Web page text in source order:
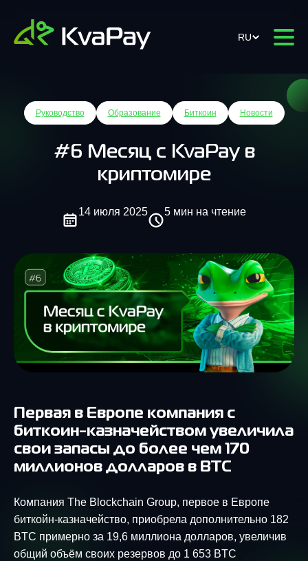
RU
Руководство Образование Биткоин Новости
#6 Месяц с KvaPay в
криптомире
14 июля 2025 5 мин на чтение
Первая в Европе компания с
биткоин-казначейством увеличила
свои запасы до более чем 170
миллионов долларов в BTC
Компания The Blockchain Group, первое в Европе
биткойн-казначейство, приобрела дополнительно 182
BTC примерно за 19,6 миллиона долларов, увеличив
общий объём своих резервов до 1 653 BTC